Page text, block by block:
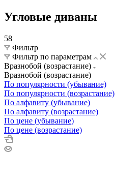
Угловые диваны
58
Фильтр
Фильтр по параметрам
Вразнобой (возрастание)
Вразнобой (возрастание)
По популярности (убывание)
По популярности (возрастание)
По алфавиту (убывание)
По алфавиту (возрастание)
По цене (убывание)
По цене (возрастание)